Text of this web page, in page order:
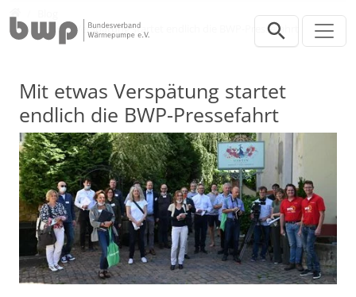
Mit etwas Verspätung startet endlich die BWP-Pressefahrt
Mit etwas Verspätung startet
endlich die BWP-Pressefahrt